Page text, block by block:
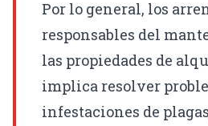
Por lo general, los
responsables del
las propiedades de
implica resolver
infestaciones de